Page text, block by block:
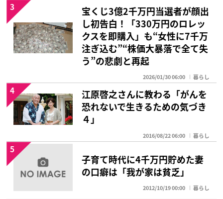
宝くじ3億2千万円当選者が顔出
し初告白！「330万円のロレッ
クスを即購入」も“女性に7千万
注ぎ込む”“株価大暴落で全て失
う”の悲劇と再起
2026/01/30 06:00 暮らし
3
江原啓之さんに教わる「がんを
恐れないで生きるための気づき
４」
2016/08/22 06:00 暮らし
4
子育て時代に4千万円貯めた妻
の口癖は「我が家は貧乏」
2012/10/19 00:00 暮らし
5